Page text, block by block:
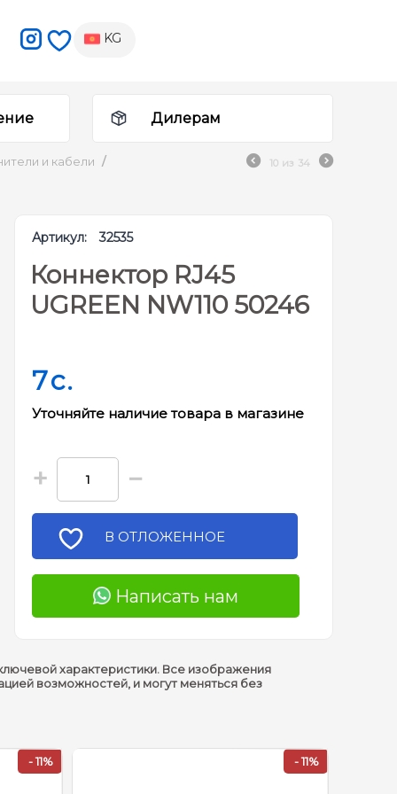
KG
Дилерам
и кабели /
10 из 34
Артикул: 32535
Коннектор RJ45
UGREEN NW110 50246
7c.
Уточняйте наличие товара в магазине
+ −
В ОТЛОЖЕННОЕ
Написать нам
характеристики. Все изображения
возможностей, и могут меняться без
- 11% - 11%